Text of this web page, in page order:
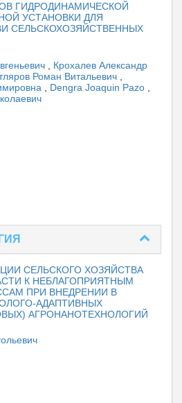
ГИДРОДИНАМИЧЕСКОЙ
УСТАНОВКИ ДЛЯ
СЕЛЬСКОХОЗЯЙСТВЕННЫХ
Крохалев Александр
Роман Витальевич
Dengra Joaquin Pazo
СЕЛЬСКОГО ХОЗЯЙСТВА
К НЕБЛАГОПРИЯТНЫМ
ПРИ ВНЕДРЕНИИ В
АДАПТИВНЫХ
АГРОНАНОТЕХНОЛОГИЙ